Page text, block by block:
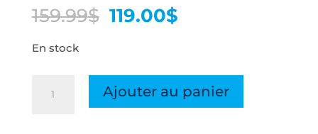
159.99$ Le
était :
159.99$.
119.00$Le
est :
119.00$.
En stock
Ajouter au panier